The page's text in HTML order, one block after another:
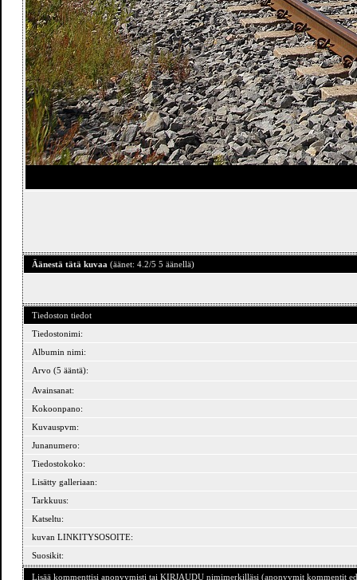
Äänestä tätä kuvaa (äänet: 4.2/5 5 äänellä)
Tiedoston tiedot
Tiedostonimi:
Albumin nimi:
Arvo (5 ääntä):
Avainsanat:
Kokoonpano:
Kuvauspvm:
Junanumero:
Tiedostokoko:
Lisätty galleriaan:
Tarkkuus:
Katseltu:
kuvan LINKITYSOSOITE:
Suosikit:
Lisää kommenttisi anonyymisti tai KIRJAUDU nimimerkilläsi (anonyymit kommentit